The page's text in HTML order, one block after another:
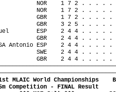
NOR 1 7 2 . . . . .
NOR 1 7 2 . . . . .
GBR 1 7 2 . . . . .
GBR 3 2 5 . . . . .
ESP 2 4 4 . . . . .
GBR 2 4 4 . . . . .
Antonio ESP
2 4 4 . . . . .
SWE 2 4 4 . . . . .
GBR 2 4 4 . . . . .
MLAIC World Championships
Competition - FINAL Result